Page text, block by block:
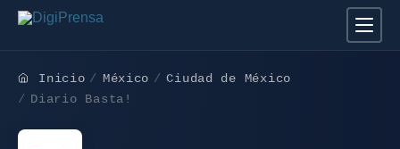
Inicio México
Ciudad de México
Diario Basta!